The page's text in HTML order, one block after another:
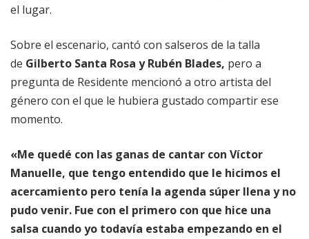
el lugar.
Sobre el escenario, cantó con salseros de la talla
de Gilberto Santa Rosa y Rubén Blades, pero a
pregunta de Residente mencionó a otro artista del
género con el que le hubiera gustado compartir ese
momento.
«Me quedé con las ganas de cantar con Víctor
Manuelle, que tengo entendido que le hicimos el
acercamiento pero tenía la agenda súper llena y no
pudo venir. Fue con el primero con que hice una
salsa cuando yo todavía estaba empezando en el